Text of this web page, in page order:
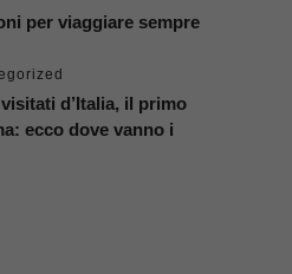
per viaggiare sempre
d’Italia, il primo
ecco dove vanno i